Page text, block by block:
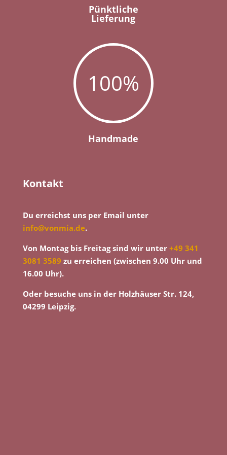
Pünktliche
Lieferung
100%
Handmade
Kontakt
Du erreichst uns per Email unter
info@vonmia.de.
Von Montag bis Freitag sind wir unter +49 341
3081 3589 zu erreichen (zwischen 9.00 Uhr und
16.00 Uhr).
Oder besuche uns in der Holzhäuser Str. 124,
04299 Leipzig.